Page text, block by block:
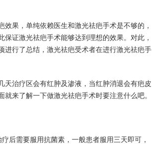
果，单纯依赖医生和激光祛疤手术是不够的，
证激光祛疤手术能够达到理想的效果。对此，
进行了总结，激光祛疤受术者在进行激光祛疤手
治疗区会有红肿及渗液，当红肿消退会有疤皮
来了解一下做激光祛疤手术时要注意什么吧。
后需要服用抗菌素，一般患者服用三天即可，